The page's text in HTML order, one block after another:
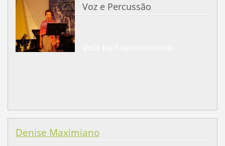
Voz e Percussão
Denise Maximiano